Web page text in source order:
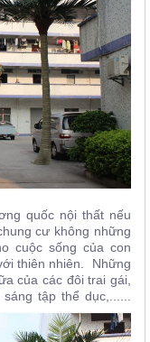
quốc nội thất nếu
cư không những
cuộc sống của con
thiên nhiên. Những
của các đôi trai gái,
tập thể dục,......